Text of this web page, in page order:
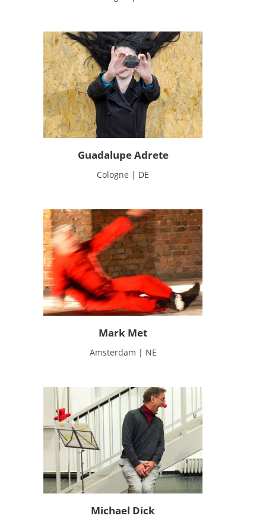
Guadalupe Adrete
Cologne | DE
Mark Met
Amsterdam | NE
Michael Dick